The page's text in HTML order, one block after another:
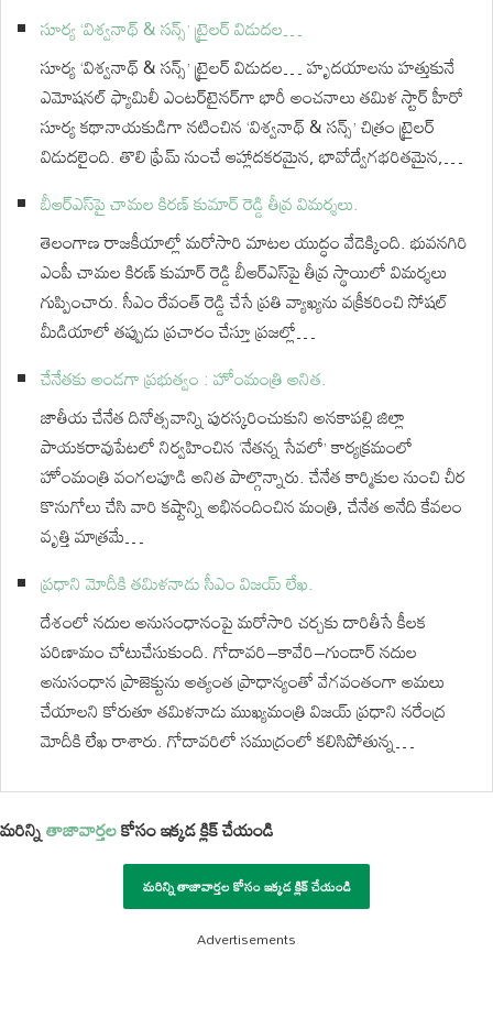
సూర్య ‘విశ్వనాథ్ & సన్స్’ ట్రైలర్ విడుదల…
సూర్య ‘విశ్వనాథ్ & సన్స్’ ట్రైలర్ విడుదల… హృదయాలను హత్తుకునే
ఎమోషనల్ ఫ్యామిలీ ఎంటర్‌టైనర్‌గా భారీ అంచనాలు తమిళ స్టార్ హీరో
సూర్య కథానాయకుడిగా నటించిన ‘విశ్వనాథ్ & సన్స్’ చిత్రం ట్రైలర్
విడుదలైంది. తొలి ఫ్రేమ్ నుంచే ఆహ్లాదకరమైన, భావోద్వేగభరితమైన,…
బీఆర్ఎస్‌పై చామల కిరణ్ కుమార్ రెడ్డి తీవ్ర విమర్శలు.
తెలంగాణ రాజకీయాల్లో మరోసారి మాటల యుద్ధం వేడెక్కింది. భువనగిరి
ఎంపీ చామల కిరణ్ కుమార్ రెడ్డి బీఆర్ఎస్‌పై తీవ్ర స్థాయిలో విమర్శలు
గుప్పించారు. సీఎం రేవంత్ రెడ్డి చేసే ప్రతి వ్యాఖ్యను వక్రీకరించి సోషల్
మీడియాలో తప్పుడు ప్రచారం చేస్తూ ప్రజల్లో…
చేనేతకు అండగా ప్రభుత్వం : హోంమంత్రి అనిత.
జాతీయ చేనేత దినోత్సవాన్ని పురస్కరించుకుని అనకాపల్లి జిల్లా
పాయకరావుపేటలో నిర్వహించిన ‘నేతన్న సేవలో’ కార్యక్రమంలో
హోంమంత్రి వంగలపూడి అనిత పాల్గొన్నారు. చేనేత కార్మికుల నుంచి చీర
కొనుగోలు చేసి వారి కష్టాన్ని అభినందించిన మంత్రి, చేనేత అనేది కేవలం
వృత్తి మాత్రమే…
ప్రధాని మోదీకి తమిళనాడు సీఎం విజయ్‌ లేఖ.
దేశంలో నదుల అనుసంధానంపై మరోసారి చర్చకు దారితీసే కీలక
పరిణామం చోటుచేసుకుంది. గోదావరి–కావేరి–గుండార్ నదుల
అనుసంధాన ప్రాజెక్టును అత్యంత ప్రాధాన్యంతో వేగవంతంగా అమలు
చేయాలని కోరుతూ తమిళనాడు ముఖ్యమంత్రి విజయ్ ప్రధాని నరేంద్ర
మోదీకి లేఖ రాశారు. గోదావరిలో సముద్రంలో కలిసిపోతున్న…
మరిన్నితాజావార్తలకోసం ఇక్కడ క్లిక్ చేయండి
మరిన్ని తాజావార్తల కోసం ఇక్కడ క్లిక్ చేయండి
Advertisements